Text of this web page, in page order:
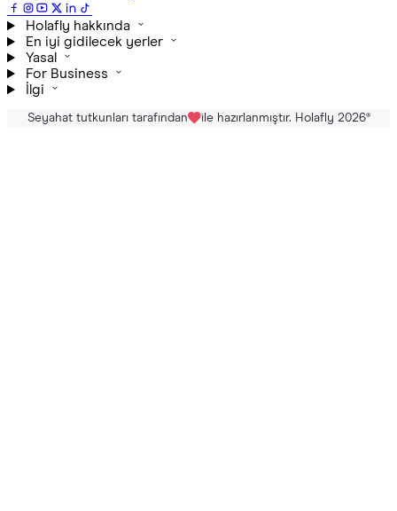
Holafly hakkında
En iyi gidilecek yerler
Yasal
For Business
İlgi
Seyahat tutkunları tarafından ile hazırlanmıştır. Holafly 2026®